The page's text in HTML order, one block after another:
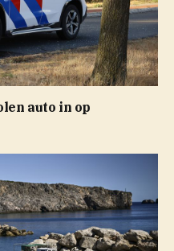
auto in op